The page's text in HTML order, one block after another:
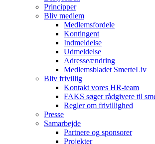
Principper
Bliv medlem
Medlemsfordele
Kontingent
Indmeldelse
Udmeldelse
Adresseændring
Medlemsbladet SmerteLiv
Bliv frivillig
Kontakt vores HR-team
FAKS søger rådgivere til
Regler om frivillighed
Presse
Samarbejde
Partnere og sponsorer
Projekter